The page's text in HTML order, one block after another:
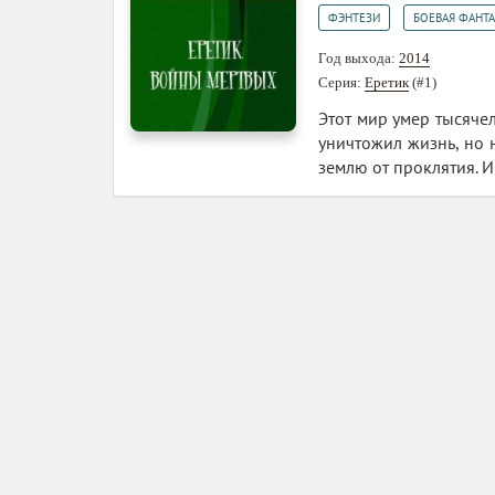
ФЭНТЕЗИ БОЕВАЯ
Год выхода: 2014
Серия: Еретик(#1)
Этот мир умер
уничтожил жизнь, но
землю от проклятия.